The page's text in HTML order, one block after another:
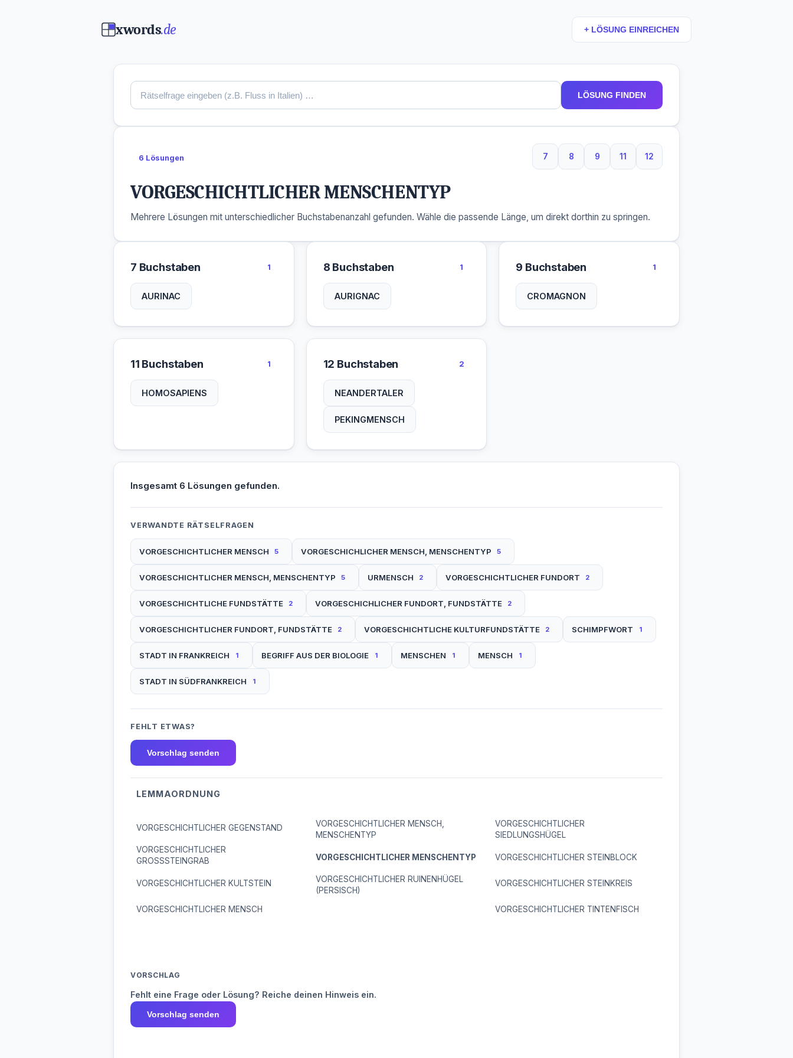
xwords.de + LÖSUNG EINREICHEN
LÖSUNG FINDEN
6 Lösungen 7
7 Buchstaben
8
8 Buchstaben
9
9 Buchstaben
11
11 Buchstaben
12
12 Buchstaben
VORGESCHICHTLICHER MENSCHENTYP
Mehrere Lösungen mit unterschiedlicher Buchstabenanzahl gefunden. Wähle die passende Länge, um direkt dorthin zu springen.
7 Buchstaben 1
AURINAC
8 Buchstaben 1
AURIGNAC
9 Buchstaben 1
CROMAGNON
11 Buchstaben 1
HOMOSAPIENS
12 Buchstaben 2
NEANDERTALER
PEKINGMENSCH
Insgesamt 6 Lösungen gefunden.
VERWANDTE RÄTSELFRAGEN
VORGESCHICHTLICHER MENSCH 5 VORGESCHICHLICHER MENSCH, MENSCHENTYP 5
VORGESCHICHTLICHER MENSCH, MENSCHENTYP 5 URMENSCH 2 VORGESCHICHTLICHER FUNDORT 2
VORGESCHICHTLICHE FUNDSTÄTTE 2 VORGESCHICHLICHER FUNDORT, FUNDSTÄTTE 2
VORGESCHICHTLICHER FUNDORT, FUNDSTÄTTE 2 VORGESCHICHTLICHE KULTURFUNDSTÄTTE 2 SCHIMPFWORT 1
STADT IN FRANKREICH 1 BEGRIFF AUS DER BIOLOGIE 1 MENSCHEN 1 MENSCH 1
STADT IN SÜDFRANKREICH 1
FEHLT ETWAS?
Vorschlag senden
LEMMAORDNUNG
VORGESCHICHTLICHER GEGENSTAND
VORGESCHICHTLICHER
GROSSSTEINGRAB
VORGESCHICHTLICHER KULTSTEIN
VORGESCHICHTLICHER MENSCH
VORGESCHICHTLICHER MENSCH,
MENSCHENTYP
VORGESCHICHTLICHER MENSCHENTYP
VORGESCHICHTLICHER RUINENHÜGEL
(PERSISCH)
VORGESCHICHTLICHER
SIEDLUNGSHÜGEL
VORGESCHICHTLICHER STEINBLOCK
VORGESCHICHTLICHER STEINKREIS
VORGESCHICHTLICHER TINTENFISCH
VORSCHLAG
Fehlt eine Frage oder Lösung? Reiche deinen Hinweis ein.
Vorschlag senden